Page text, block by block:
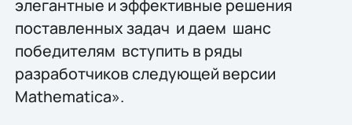
элегантные и эффективные решения
поставленных задач и даем шанс
победителям вступить в ряды
разрaботчиков следующей версии
Mathematica».